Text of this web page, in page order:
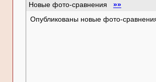
Новые фото-сравнения »»
Опубликованы новые фото-